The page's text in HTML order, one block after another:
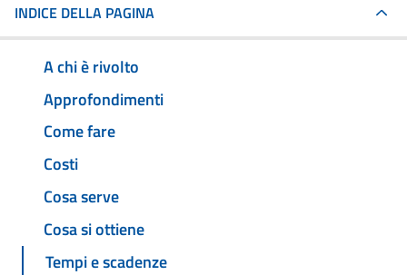
INDICE DELLA PAGINA
A chi è rivolto
Approfondimenti
Come fare
Costi
Cosa serve
Cosa si ottiene
Tempi e scadenze